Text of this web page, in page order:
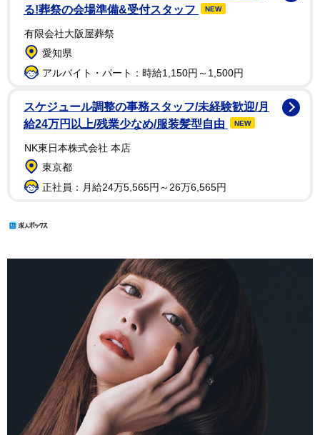
る!葬祭の会場準備&受付スタッフ
NEW
有限会社大阪屋葬祭
愛知県
アルバイト・パート：時給1,150円～1,500円
スケジュール調整の事務スタッフ/未経験歓迎/月
給24万円以上/残業少なめ/服装髪型自由
NEW
NK東日本株式会社 本店
東京都
正社員：月給24万5,565円～26万6,565円